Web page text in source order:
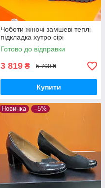
Чоботи жіночі замшеві теплі
підкладка хутро сірі
Готово до відправки
3 819 ₴ 5 700 ₴
Купити
Новинка –5%